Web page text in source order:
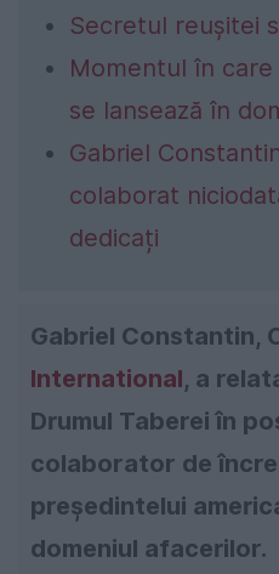
Secretul reușitei
Momentul în
se lansează în
Gabriel
colaborat
dedicați
Gabriel Constantin,
International, a
Drumul Taberei în
colaborator de
președintelui
domeniul afacerilor.